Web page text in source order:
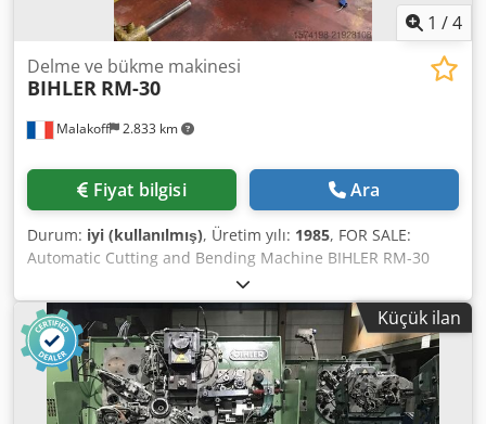
1 /4
Malakoff 2.833 km
Delme ve bükme makinesi
BIHLER RM-30
Fiyat bilgisi Ara
Durum: iyi (kullanılmış), Üretim yılı: 1985, FOR SALE:
Automatic Cutting and Bending Machine BIHLER RM-30
High-performance equipment for the automatic
production of complex metal parts from wire or strip.
Identification and Brand Brand: BIHLER (Otto Bihler
Maschinenfabrik, Germany) Model: RM-30 Year of
manufacture: 1985 Machine number: 23589 Technical
Specifications (RM-30 Model) Max. strip width: 32 mm Max.
wire diameter: 3 mm (mild steel) Feed length (standard):
Küçük ilan